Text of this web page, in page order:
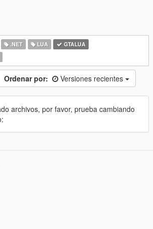
.NET LUA
GTALUA
Ordenar por: Versiones recientes
archivos, por favor, prueba cambiando